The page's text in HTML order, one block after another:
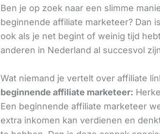
Ben je op zoek naar een slimme
beginnende affiliate marketeer? Dan
ook als je net begint of weinig tijd
anderen in Nederland al succesvol
Wat niemand je vertelt over affiliate
beginnende affiliate marketeer:
Een beginnende affiliate marketeer
extra inkomen kan verdienen en